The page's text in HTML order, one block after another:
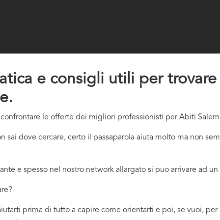
e consigli utili per trovare
le offerte dei migliori professionisti per Abiti
sai dove cercare, certo il passaparola aiuta molto ma non
e spesso nel nostro network allargato si puo arrivare ad
prima di tutto a capire come orientarti e poi, se vuoi,